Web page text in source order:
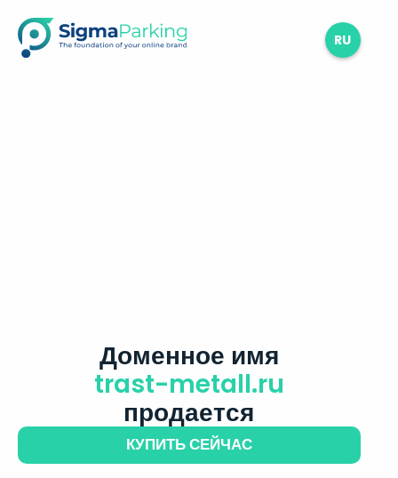
RU
Доменное имя
trast-metall.ru
продается
КУПИТЬ СЕЙЧАС